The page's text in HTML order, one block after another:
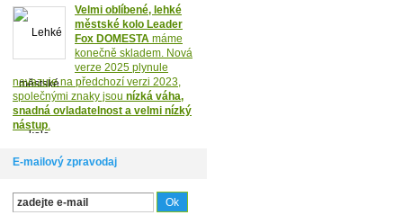
Velmi oblíbené, lehké
městské kolo Leader
Fox DOMESTA máme
konečně skladem. Nová
verze 2025 plynule
navazuje na předchozí verzi 2023,
společnými znaky jsou nízká váha,
snadná ovladatelnost a velmi nízký
nástup.
E-mailový zpravodaj